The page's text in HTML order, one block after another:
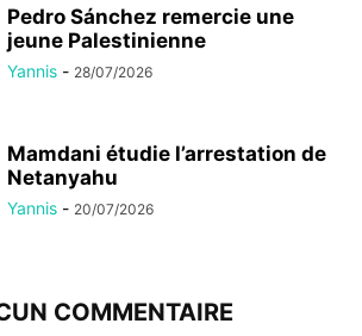
Pedro Sánchez remercie une
jeune Palestinienne
Yannis - 28/07/2026
Mamdani étudie l’arrestation de
Netanyahu
Yannis - 20/07/2026
COMMENTAIRE